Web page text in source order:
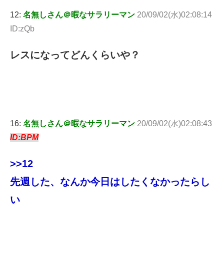
12: 名無しさん＠暇なサラリーマン 20/09/02(水)02:08:14
ID:zQb
レスになってどんくらいや？
16: 名無しさん＠暇なサラリーマン 20/09/02(水)02:08:43
ID:BPM
>>12
先週した、なんか今日はしたくなかったらし
い